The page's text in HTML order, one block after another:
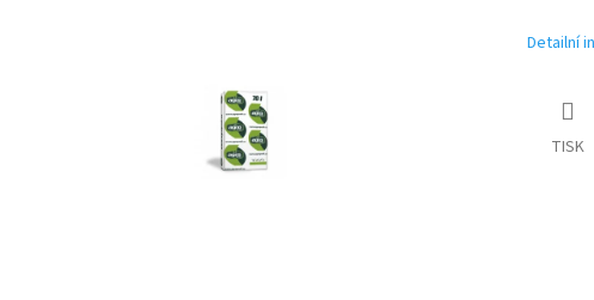
Detailní
TISK